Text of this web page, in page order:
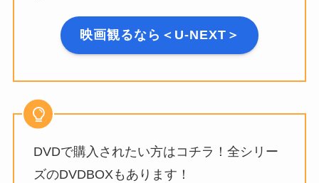
映画観るなら＜U-NEXT＞
DVDで購入されたい方はコチラ！全シリー
ズのDVDBOXもあります！